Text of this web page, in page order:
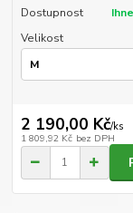
Dostupnost
Velikost
2 190,00 Kč/ks
1 809,92 Kč bez DPH